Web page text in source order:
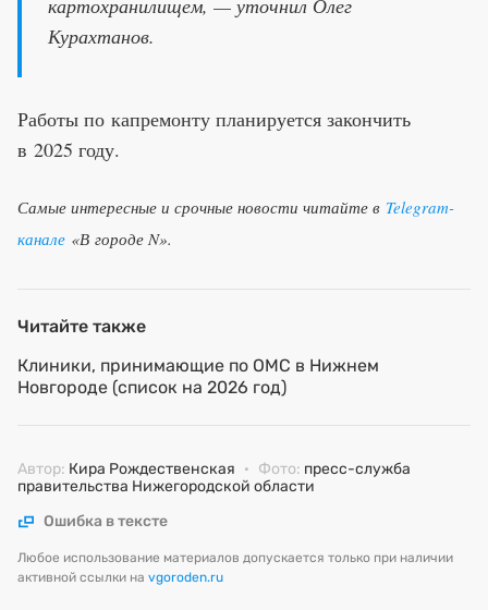
картохранилищем, — уточнил Олег
Курахтанов.
Работы по капремонту планируется закончить
в 2025 году.
Самые интересные и срочные новости читайте в Telegram-
канале «В городе N».
Читайте также
Клиники, принимающие по ОМС в Нижнем
Новгороде (список на 2026 год)
Автор: Кира Рождественская · Фото: пресс-служба
правительства Нижегородской области
Ошибка в тексте
Любое использование материалов допускается только при наличии
активной ссылки на vgoroden.ru